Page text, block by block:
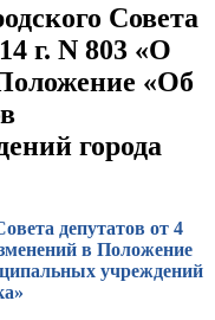
Совета
г. N 803 «О
«Об
города
депутатов от 4
в Положение
учреждений